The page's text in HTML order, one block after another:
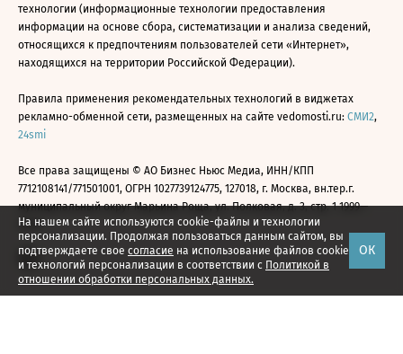
На нашем сайте используются cookie-файлы и технологии
персонализации. Продолжая пользоваться данным сайтом, вы
подтверждаете свое согласие на использование файлов cookie
и технологий персонализации в соответствии с Политикой в
отношении обработки персональных данных.
ОК
технологии (информационные технологии предоставления
информации на основе сбора, систематизации и анализа сведений,
относящихся к предпочтениям пользователей сети «Интернет»,
находящихся на территории Российской Федерации).
Правила применения рекомендательных технологий в виджетах
рекламно-обменной сети, размещенных на сайте vedomosti.ru: СМИ2,
24smi
Все права защищены © АО Бизнес Ньюс Медиа, ИНН/КПП
7712108141/771501001, ОГРН 1027739124775, 127018, г. Москва, вн.тер.г.
муниципальный округ Марьина Роща, ул. Полковая, д. 3, стр. 1 1999—
2026